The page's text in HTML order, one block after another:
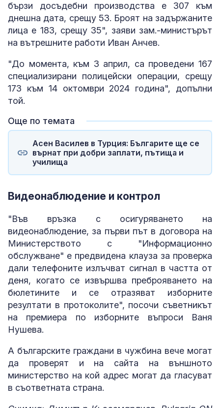
бързи досъдебни производства е 307 към
днешна дата, срещу 53. Броят на задържаните
лица е 183, срещу 35", заяви зам.-министърът
на вътрешните работи Иван Анчев.
"До момента, към 3 април, са проведени 167
специализирани полицейски операции, срещу
173 към 14 октомври 2024 година", допълни
той.
Още по темата
Асен Василев в Турция: Българите ще се
върнат при добри заплати, пътища и
училища
Видеонаблюдение и контрол
"Във връзка с осигуряването на
видеонаблюдение, за първи път в договора на
Министерството с "Информационно
обслужване" е предвидена клауза за проверка
дали телефоните излъчват сигнал в частта от
деня, когато се извършва преброяването на
бюлетините и се отразяват изборните
резултати в протоколите", посочи съветникът
на премиера по изборните въпроси Ваня
Нушева.
А българските граждани в чужбина вече могат
да проверят и на сайта на външното
министерство на кой адрес могат да гласуват
в съответната страна.